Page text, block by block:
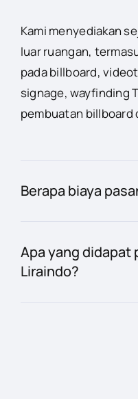
Kami menyediakan
luar ruangan,
pada billboard,
signage, wayfinding
pembuatan billboard
Berapa biaya
Apa yang didapat
Liraindo?